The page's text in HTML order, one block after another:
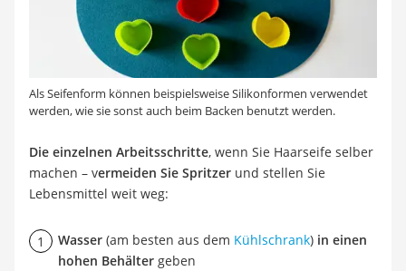
Als Seifenform können beispielsweise Silikonformen verwendet
werden, wie sie sonst auch beim Backen benutzt werden.
Die einzelnen Arbeitsschritte, wenn Sie Haarseife selber
machen – vermeiden Sie Spritzer und stellen Sie
Lebensmittel weit weg:
Wasser (am besten aus dem Kühlschrank) in einen
hohen Behälter geben